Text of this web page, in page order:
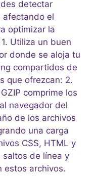
detectar
afectando el
optimizar la
Utiliza un buen
donde se aloja tu
compartidos de
que ofrezcan: 2.
comprime los
navegador del
de los archivos
una carga
CSS, HTML y
saltos de línea y
estos archivos.